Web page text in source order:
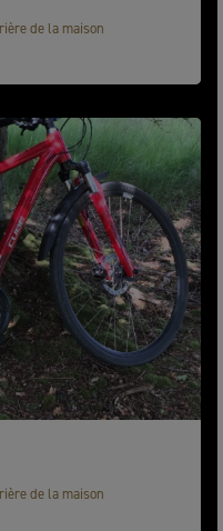
de la maison
de la maison